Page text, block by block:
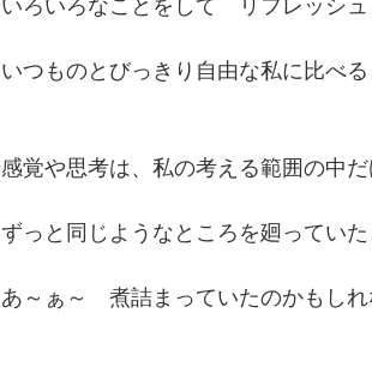
いろいろなことをして　リフレッシ
いつものとびっきり自由な私に比べ
感覚や思考は、私の考える範囲の中
ずっと同じようなところを廻っていた
あ～ぁ～　煮詰まっていたのかもし